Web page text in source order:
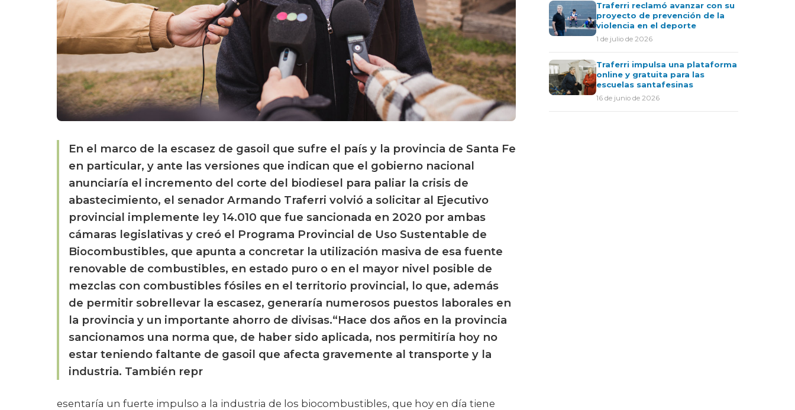
En el marco de la escasez de gasoil que sufre el país y la provincia de Santa Fe
en particular, y ante las versiones que indican que el gobierno nacional
anunciaría el incremento del corte del biodiesel para paliar la crisis de
abastecimiento, el senador Armando Traferri volvió a solicitar al Ejecutivo
provincial implemente ley 14.010 que fue sancionada en 2020 por ambas
cámaras legislativas y creó el Programa Provincial de Uso Sustentable de
Biocombustibles, que apunta a concretar la utilización masiva de esa fuente
renovable de combustibles, en estado puro o en el mayor nivel posible de
mezclas con combustibles fósiles en el territorio provincial, lo que, además
de permitir sobrellevar la escasez, generaría numerosos puestos laborales en
la provincia y un importante ahorro de divisas.“Hace dos años en la provincia
sancionamos una norma que, de haber sido aplicada, nos permitiría hoy no
estar teniendo faltante de gasoil que afecta gravemente al transporte y la
industria. También repr
esentaría un fuerte impulso a la industria de los biocombustibles, que hoy en día tiene
Traferri reclamó avanzar con su
proyecto de prevención de la
violencia en el deporte
1 de julio de 2026
Traferri impulsa una plataforma
online y gratuita para las
escuelas santafesinas
16 de junio de 2026